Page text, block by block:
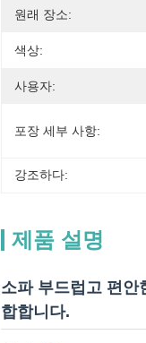
원래 장소:
색상:
사용자:
포장 세부 사항:
강조하다:
제품 설명
소파 부드럽고 편안
합합니다.